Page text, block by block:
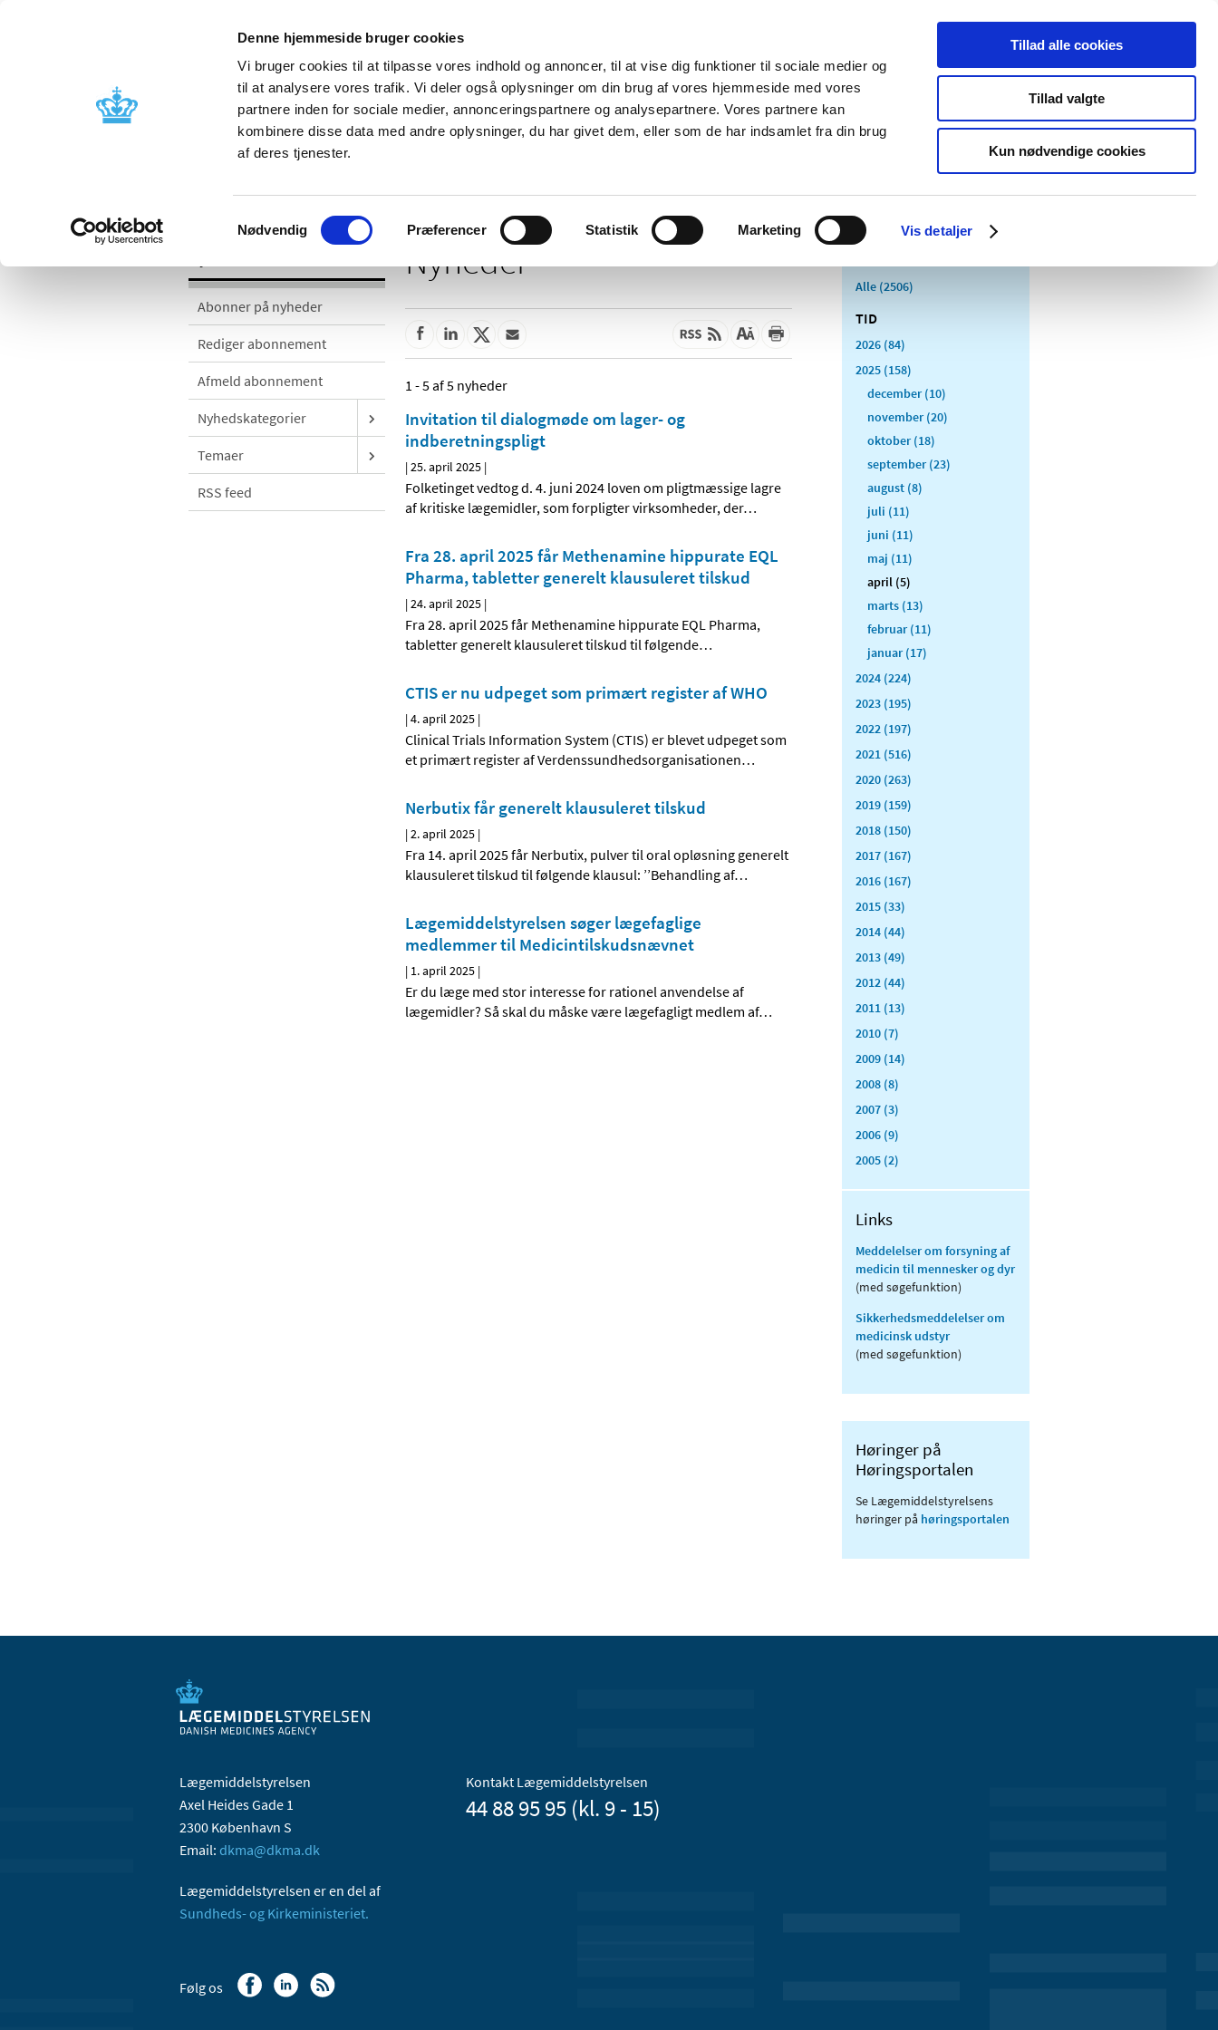
Denne hjemmeside bruger cookies
Vi bruger cookies til at tilpasse vores indhold og annoncer, til at vise dig funktioner til sociale medier og
til at analysere vores trafik. Vi deler også oplysninger om din brug af vores hjemmeside med vores
partnere inden for sociale medier, annonceringspartnere og analysepartnere. Vores partnere kan
kombinere disse data med andre oplysninger, du har givet dem, eller som de har indsamlet fra din brug
af deres tjenester.
Samtykkevalg
Nødvendig Præferencer Statistik Marketing Vis detaljer
Tillad alle cookies
Tillad valgte
Kun nødvendige cookies
Nyheder Om os Kontakt Udgivelser
Godkendelse og
Bivirkninger og
produktinformation
Tilskud og
Apoteker og salg af
Medicinsk
Særlige
produktområder
Abonner på nyheder
Rediger abonnement
Afmeld abonnement
Nyhedskategorier
Temaer
RSS feed
Nyheder
1 - 5 af 5 nyheder
Invitation til dialogmøde om lager- og
indberetningspligt
|25. april 2025 |
Folketinget vedtog d. 4. juni 2024 loven om pligtmæssige lagre
af kritiske lægemidler, som forpligter virksomheder, der…
Fra 28. april 2025 får Methenamine hippurate EQL
Pharma, tabletter generelt klausuleret tilskud
|24. april 2025 |
Fra 28. april 2025 får Methenamine hippurate EQL Pharma,
tabletter generelt klausuleret tilskud til følgende…
CTIS er nu udpeget som primært register af WHO
|4. april 2025 |
Clinical Trials Information System (CTIS) er blevet udpeget som
et primært register af Verdenssundhedsorganisationen…
Nerbutix får generelt klausuleret tilskud
|2. april 2025 |
Fra 14. april 2025 får Nerbutix, pulver til oral opløsning generelt
klausuleret tilskud til følgende klausul: ’’Behandling af…
Lægemiddelstyrelsen søger lægefaglige
medlemmer til Medicintilskudsnævnet
| 1. april 2025 |
Er du læge med stor interesse for rationel anvendelse af
lægemidler? Så skal du måske være lægefagligt medlem af…
Alle (2506)
TID
2026 (84)
2025 (158)
december (10)
november (20)
oktober (18)
september (23)
august (8)
juli (11)
juni (11)
maj (11)
april (5)
marts (13)
februar (11)
januar (17)
2024 (224)
2023 (195)
2022 (197)
2021 (516)
2020 (263)
2019 (159)
2018 (150)
2017 (167)
2016 (167)
2015 (33)
2014 (44)
2013 (49)
2012 (44)
2011 (13)
2010 (7)
2009 (14)
2008 (8)
2007 (3)
2006 (9)
2005 (2)
Links
Meddelelser om forsyning af
medicin til mennesker og dyr
(med søgefunktion)
Sikkerhedsmeddelelser om
medicinsk udstyr
(med søgefunktion)
Høringer på
Høringsportalen
Se Lægemiddelstyrelsens
høringer på høringsportalen
Lægemiddelstyrelsen
Axel Heides Gade 1
2300 København S
Email: dkma@dkma.dk
Lægemiddelstyrelsen er en del af
Sundheds- og Kirkeministeriet.
Kontakt Lægemiddelstyrelsen
44 88 95 95 (kl. 9 - 15)
Følg os